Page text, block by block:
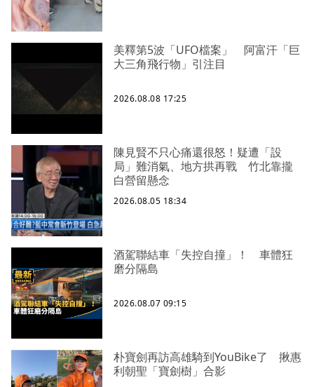
美釋第5波「UFO檔案」 阿富汗「巨
大三角飛行物」引注目
2026.08.08 17:25
陳見賢不只心痛還很怒！疑遭「設
局」難消氣、地方拱再戰 竹北靠攏
白營留懸念
2026.08.05 18:34
酒駕聯結車「失控自撞」！ 車體狂
磨分隔島
2026.08.07 09:15
朴寶劍再訪高雄騎到YouBike了 揪惠
利朝聖「寶劍樹」合影